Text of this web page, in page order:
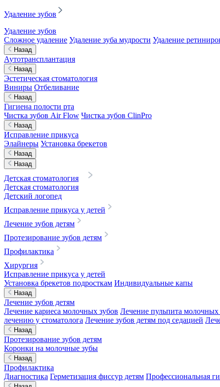
Удаление зубов
Удаление зубов
Сложное удаление Удаление зуба мудрости Удаление
Назад
Аутотрансплантация
Назад
Эстетическая стоматология
Виниры Отбеливание
Назад
Гигиена полости рта
Чистка зубов Air Flow Чистка зубов ClinPro
Назад
Исправление прикуса
Элайнеры Установка брекетов
Назад
Назад
Детская стоматология
Детская стоматология
Детский логопед
Исправление прикуса у детей
Лечение зубов детям
Протезирование зубов детям
Профилактика
Хирургия
Исправление прикуса у детей
Установка брекетов подросткам Индивидуальные капы
Назад
Лечение зубов детям
Лечение кариеса молочных зубов Лечение пульпита молочных
лечению у стоматолога Лечение зубов детям под седацией
Назад
Протезирование зубов детям
Коронки на молочные зубы
Назад
Профилактика
Диагностика Герметизация фиссур детям Профессиональная